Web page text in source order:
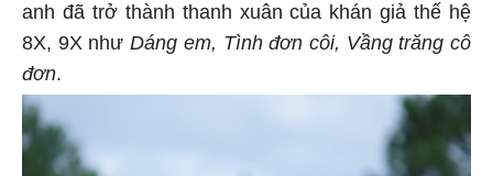
anh đã trở thành thanh xuân của khán giả thế hệ
8X, 9X nhưDáng em, Tình đơn côi, Vầng trăng cô
đơn.